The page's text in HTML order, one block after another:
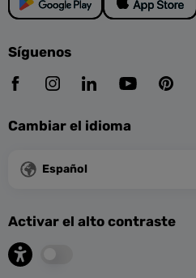
Síguenos
Cambiar el idioma
Español
Activar el alto contraste